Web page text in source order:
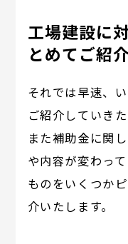
工場建設に
とめてご紹
それでは早速、
ご紹介していきた
また補助金に関
や内容が変わっ
ものをいくつか
介いたします。